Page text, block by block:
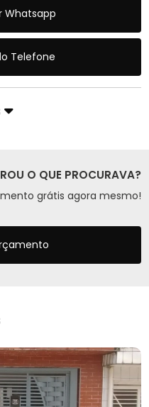
Whatsapp
Telefone
O QUE PROCURAVA?
grátis agora mesmo!